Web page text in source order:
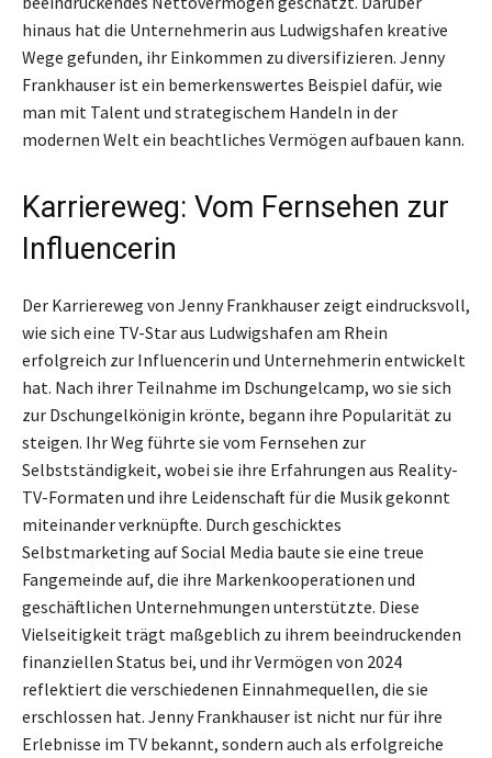
hinaus hat die Unternehmerin aus Ludwigshafen kreative
Wege gefunden, ihr Einkommen zu diversifizieren. Jenny
Frankhauser ist ein bemerkenswertes Beispiel dafür, wie
man mit Talent und strategischem Handeln in der
modernen Welt ein beachtliches Vermögen aufbauen kann.
Karriereweg: Vom Fernsehen zur
Influencerin
Der Karriereweg von Jenny Frankhauser zeigt eindrucksvoll,
wie sich eine TV-Star aus Ludwigshafen am Rhein
erfolgreich zur Influencerin und Unternehmerin entwickelt
hat. Nach ihrer Teilnahme im Dschungelcamp, wo sie sich
zur Dschungelkönigin krönte, begann ihre Popularität zu
steigen. Ihr Weg führte sie vom Fernsehen zur
Selbstständigkeit, wobei sie ihre Erfahrungen aus Reality-
TV-Formaten und ihre Leidenschaft für die Musik gekonnt
miteinander verknüpfte. Durch geschicktes
Selbstmarketing auf Social Media baute sie eine treue
Fangemeinde auf, die ihre Markenkooperationen und
geschäftlichen Unternehmungen unterstützte. Diese
Vielseitigkeit trägt maßgeblich zu ihrem beeindruckenden
finanziellen Status bei, und ihr Vermögen von 2024
reflektiert die verschiedenen Einnahmequellen, die sie
erschlossen hat. Jenny Frankhauser ist nicht nur für ihre
Erlebnisse im TV bekannt, sondern auch als erfolgreiche